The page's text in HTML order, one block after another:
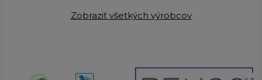
Zobraziť všetkých výrobcov